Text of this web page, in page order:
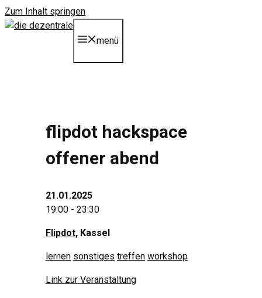
Zum Inhalt springen
menü
flipdot hackspace
offener abend
21.01.2025
19:00 - 23:30
Flipdot, Kassel
lernen sonstiges treffen workshop
Link zur Veranstaltung